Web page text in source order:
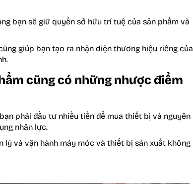
bạn sẽ giữ quyền sở hữu trí tuệ của sản phẩm và
giúp bạn tạo ra nhận diện thương hiệu riêng của
cũng có những nhược điểm
phải đầu tư nhiều tiền để mua thiết bị và nguyên
nhân lực.
lý và vận hành máy móc và thiết bị sản xuất không